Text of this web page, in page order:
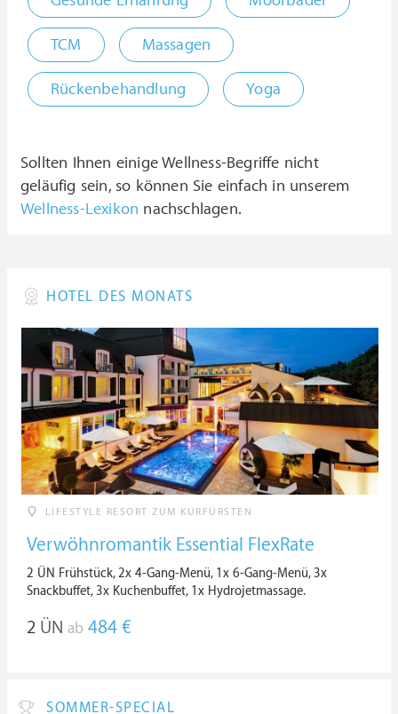
TCM Massagen
Rückenbehandlung Yoga
Sollten Ihnen einige Wellness-Begriffe nicht
geläufig sein, so können Sie einfach in unserem
Wellness-Lexikon nachschlagen.
HOTEL DES MONATS
LIFESTYLE RESORT ZUM KURFÜRSTEN
Verwöhnromantik Essential FlexRate
2 ÜN Frühstück, 2x 4-Gang-Menü, 1x 6-Gang-Menü, 3x
Snackbuffet, 3x Kuchenbuffet, 1x Hydrojetmassage.
2 ÜN ab 484 €
SOMMER-SPECIAL